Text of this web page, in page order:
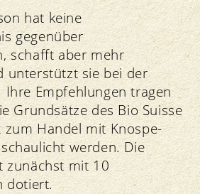
hat keine
gegenüber
schafft aber mehr
unterstützt sie bei der
Ihre Empfehlungen tragen
Grundsätze des Bio Suisse
zum Handel mit Knospe-
werden. Die
zunächst mit 10
dotiert.